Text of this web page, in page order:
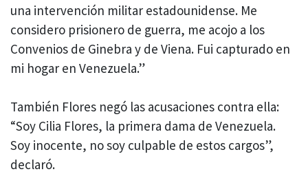
una intervención militar estadounidense. Me
considero prisionero de guerra, me acojo a los
Convenios de Ginebra y de Viena. Fui capturado en
mi hogar en Venezuela.”
También Flores negó las acusaciones contra ella:
“Soy Cilia Flores, la primera dama de Venezuela.
Soy inocente, no soy culpable de estos cargos”,
declaró.